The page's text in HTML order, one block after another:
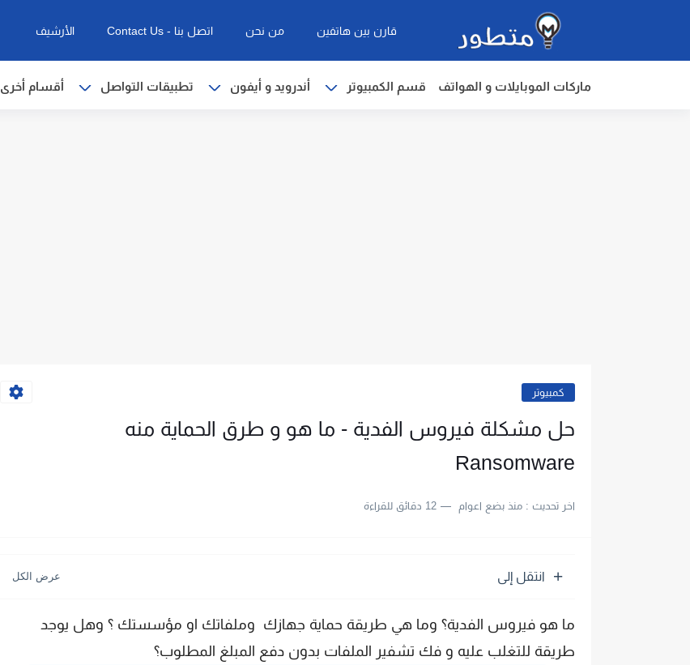
قارن بين هاتفين من نحن اتصل بنا - Contact Us الأرشيف
ماركات الموبايلات و الهواتف قسم الكمبيوتر أندرويد و أيفون تطبيقات التواصل أقسام أخرى
كمبيوتر
حل مشكلة فيروس الفدية - ما هو و طرق الحماية منه
Ransomware
اخر تحديث : منذ بضع اعوام 12 دقائق للقراءة
انتقل إلى
ما هو فيروس الفدية؟ وما هي طريقة حماية جهازك وملفاتك او مؤسستك ؟ وهل يوجد
طريقة للتغلب عليه و فك تشفير الملفات بدون دفع المبلغ المطلوب؟